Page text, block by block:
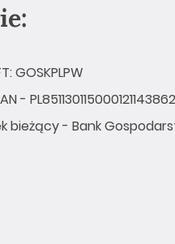
GOSKPLPW
-
bieżący - Bank